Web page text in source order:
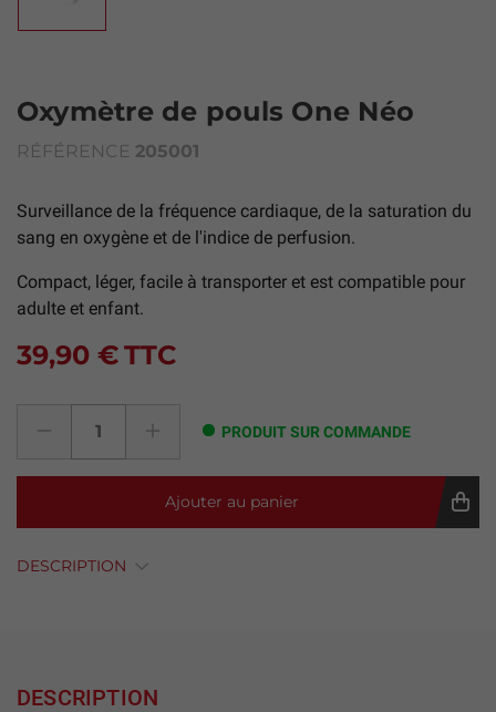
Oxymètre de pouls One Néo
RÉFÉRENCE 205001
Surveillance de la fréquence cardiaque, de la saturation du
sang en oxygène et de l'indice de perfusion.
Compact, léger, facile à transporter et est compatible pour
adulte et enfant.
39,90 €TTC
PRODUIT SUR COMMANDE
Ajouter au panier
DESCRIPTION
DESCRIPTION